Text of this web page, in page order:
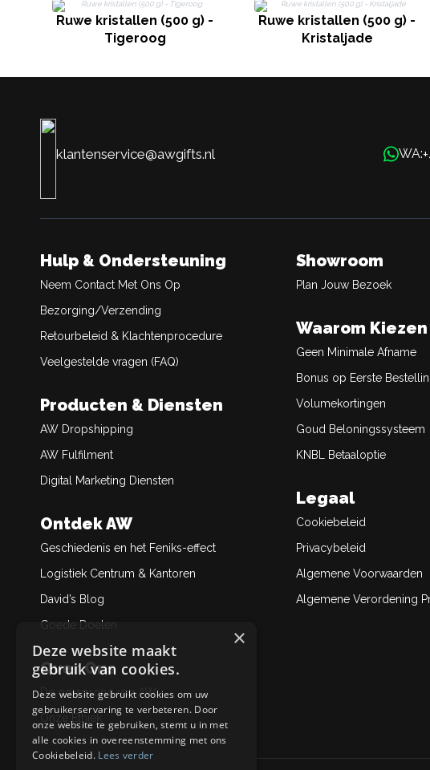
Ruwe kristallen (500 g) -
Tigeroog
Ruwe kristallen (500 g) -
Kristaljade
klantenservice@awgifts.nl WA:
Hulp & Ondersteuning
Neem Contact Met Ons Op
Bezorging/Verzending
Retourbeleid & Klachtenprocedure
Veelgestelde vragen (FAQ)
Producten & Diensten
AW Dropshipping
AW Fulfilment
Digital Marketing Diensten
Ontdek AW
Geschiedenis en het Feniks-effect
Logistiek Centrum & Kantoren
David’s Blog
Goede Doelen
Over Ons
De oorsprong van AW
Showroom
Plan Jouw Bezoek
Waarom Kiezen
Geen Minimale Afname
Bonus op Eerste
Volumekortingen
Goud Beloningssysteem
KNBL Betaaloptie
Legaal
Cookiebeleid
Privacybeleid
Algemene Voorwaarden
Algemene Verordening
×
Deze website maakt
gebruik van cookies.
Deze website gebruikt cookies om uw
gebruikerservaring te verbeteren. Door
onze website te gebruiken, stemt u in met
alle cookies in overeenstemming met ons
Cookiebeleid. Lees verder